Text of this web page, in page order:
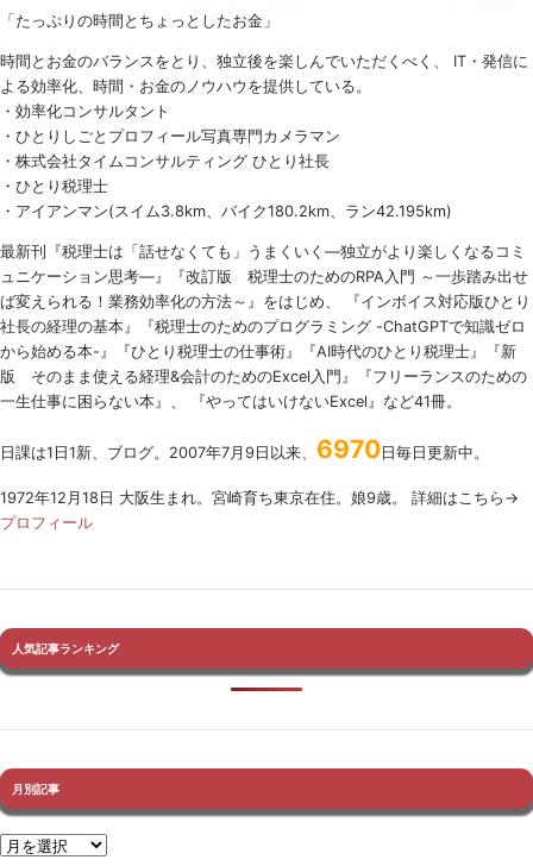
「たっぷりの時間とちょっとしたお金」
時間とお金のバランスをとり、独立後を楽しんでいただくべく、 IT・発信に
よる効率化、時間・お金のノウハウを提供している。
・効率化コンサルタント
・ひとりしごとプロフィール写真専門カメラマン
・株式会社タイムコンサルティング ひとり社長
・ひとり税理士
・アイアンマン(スイム3.8km、バイク180.2km、ラン42.195km)
最新刊『税理士は「話せなくても」うまくいく ―独立がより楽しくなるコミ
ュニケーション思考―』『改訂版 税理士のためのRPA 入門 ～一歩踏み出せ
ば変えられる！業務効率化の方法～』をはじめ、 『インボイス対応版ひとり
社長の経理の基本』『税理士のためのプログラミング -ChatGPTで知識ゼロ
から始める本-』『ひとり税理士の仕事術』『AI時代のひとり税理士』『新
版 そのまま使える経理&会計のためのExcel入門』『フリーランスのための
一生仕事に困らない本』、 『やってはいけないExcel』など41冊。
日課は1日1新、ブログ。2007年7月9日以来、 6970 日毎日更新中。
1972年12月18日 大阪生まれ。宮崎育ち東京在住。娘9歳。 詳細はこちら→
プロフィール
人気記事ランキング
月別記事